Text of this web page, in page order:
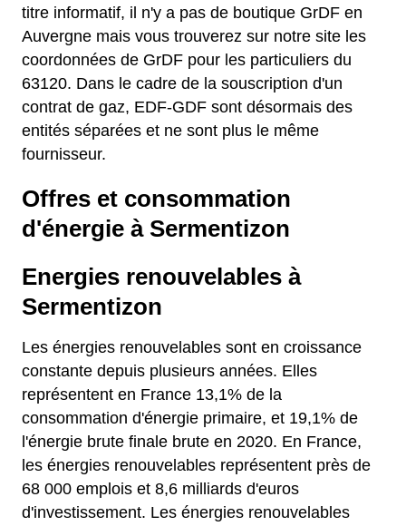
titre informatif, il n'y a pas de boutique GrDF en
Auvergne mais vous trouverez sur notre site les
coordonnées de GrDF pour les particuliers du
63120. Dans le cadre de la souscription d'un
contrat de gaz, EDF-GDF sont désormais des
entités séparées et ne sont plus le même
fournisseur.
Offres et consommation
d'énergie à Sermentizon
Energies renouvelables à
Sermentizon
Les énergies renouvelables sont en croissance
constante depuis plusieurs années. Elles
représentent en France 13,1% de la
consommation d'énergie primaire, et 19,1% de
l'énergie brute finale brute en 2020. En France,
les énergies renouvelables représentent près de
68 000 emplois et 8,6 milliards d'euros
d'investissement. Les énergies renouvelables